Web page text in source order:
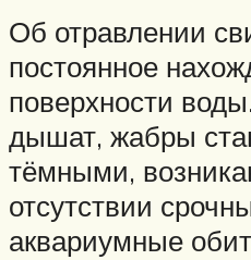
Об отравлении
постоянное
поверхности
дышат, жабры
тёмными,
отсутствии
аквариумные